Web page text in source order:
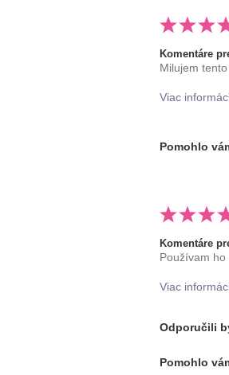
Komentáre
Milujem
Viac
Ako sa vám
Pomohlo
Komentáre
Používam
Viac
Ako
dekoratívnej
Odporučili
Pomohlo